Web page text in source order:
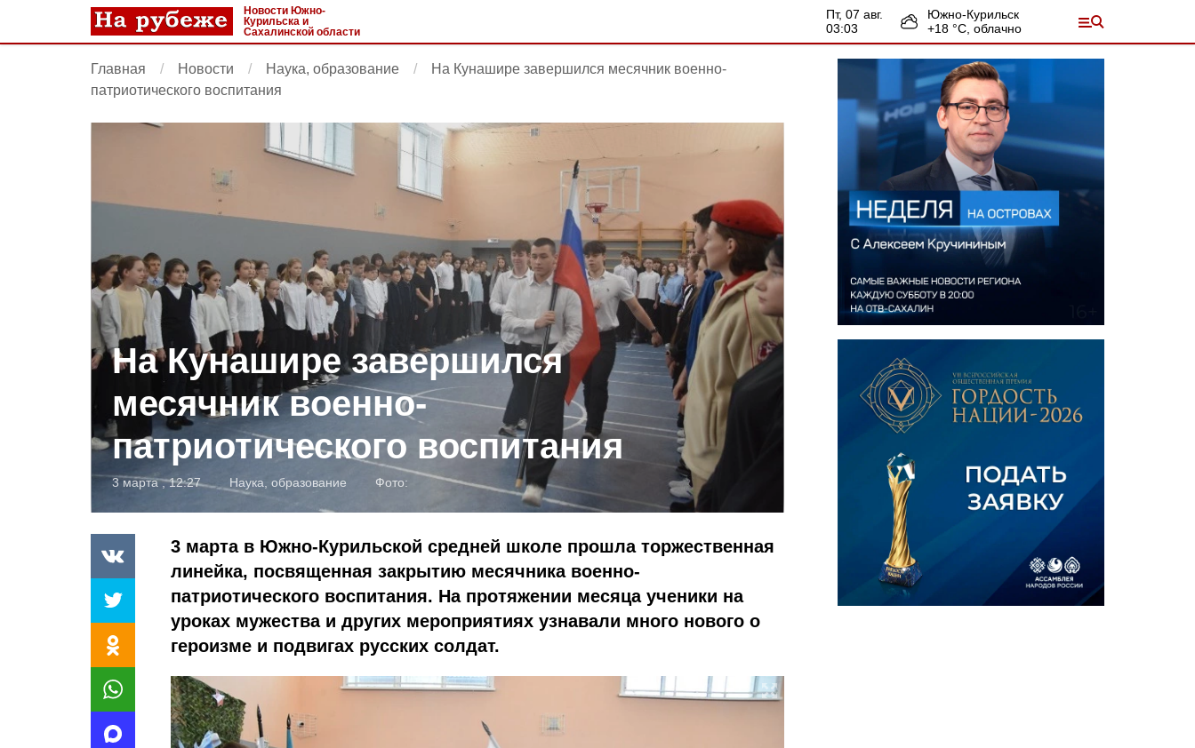
Новости Южно-
Курильска и
Сахалинской области
пт, 07 авг.
03:03
Южно-Курильск
+18 °С, облачно
Главная Новости Наука, образование
На Кунашире завершился месячник военно-
патриотического воспитания
На Кунашире завершился
месячник военно-
патриотического воспитания
3 марта , 12:27 Наука, образование Фото:
3 марта в Южно-Курильской средней школе прошла торжественная
линейка, посвященная закрытию месячника военно-
патриотического воспитания. На протяжении месяца ученики на
уроках мужества и других мероприятиях узнавали много нового о
героизме и подвигах русских солдат.